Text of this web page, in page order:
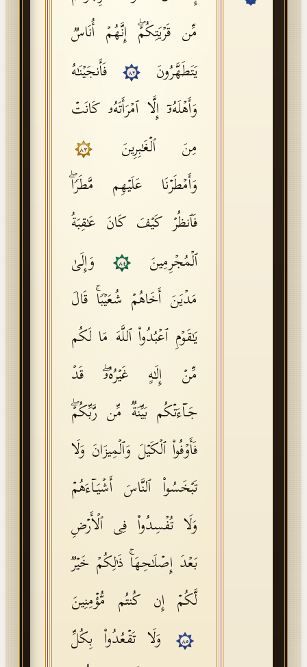
API Documentation
Tajweed Guide
Font Edition Tester
مِّن قَرۡیَتِكُمۡۖ إِنَّهُمۡ أُنَاسࣱ
یَتَطَهَّرُونَ
٨٢
فَأَنجَیۡنَـٰهُ
وَأَهۡلَهُۥۤ إِلَّا ٱمۡرَأَتَهُۥ كَانَتۡ
مِنَ ٱلۡغَـٰبِرِینَ
٨٣
وَأَمۡطَرۡنَا عَلَیۡهِم مَّطَرࣰاۖ
فَٱنظُرۡ كَیۡفَ كَانَ عَـٰقِبَةُ
ٱلۡمُجۡرِمِینَ
٨٤
وَإِلَىٰ
مَدۡیَنَ أَخَاهُمۡ شُعَیۡبࣰاۚ قَالَ
یَـٰقَوۡمِ ٱعۡبُدُوا۟ ٱللَّهَ مَا لَكُم
مِّنۡ إِلَـٰهٍ غَیۡرُهُۥۖ قَدۡ
جَاۤءَتۡكُم بَیِّنَةࣱ مِّن رَّبِّكُمۡۖ
فَأَوۡفُوا۟ ٱلۡكَیۡلَ وَٱلۡمِیزَانَ وَلَا
تَبۡخَسُوا۟ ٱلنَّاسَ أَشۡیَاۤءَهُمۡ
وَلَا تُفۡسِدُوا۟ فِی ٱلۡأَرۡضِ
بَعۡدَ إِصۡلَـٰحِهَاۚ ذَ ٰ⁠لِكُمۡ خَیۡرࣱ
لَّكُمۡ إِن كُنتُم مُّؤۡمِنِینَ
٨٥
وَلَا تَقۡعُدُوا۟ بِكُلِّ